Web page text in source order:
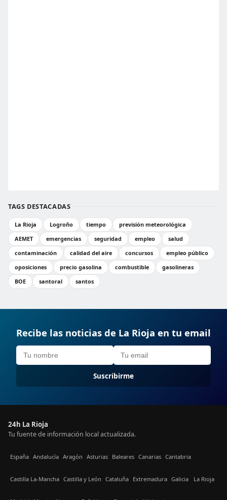
TAGS DESTACADAS
La Rioja Logroño tiempo
previsión meteorológica
AEMET
emergencias seguridad empleo
salud
contaminación
calidad del aire concursos
empleo público
oposiciones
precio gasolina combustible
gasolineras
BOE
santoral santos
Recibe las noticias de La Rioja en tu email
Suscribirme
24h La Rioja
Tu fuente de información local actualizada.
España Andalucía Aragón Asturias Baleares Canarias Cantabria
Castilla La-Mancha Castilla y León Cataluña Extremadura Galicia La Rioja